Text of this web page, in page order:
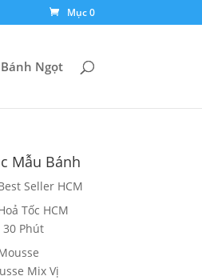
Mục 0
Bánh Ngọt
Mẫu Bánh
Seller HCM
Tốc HCM
30 Phút
Mix Vị